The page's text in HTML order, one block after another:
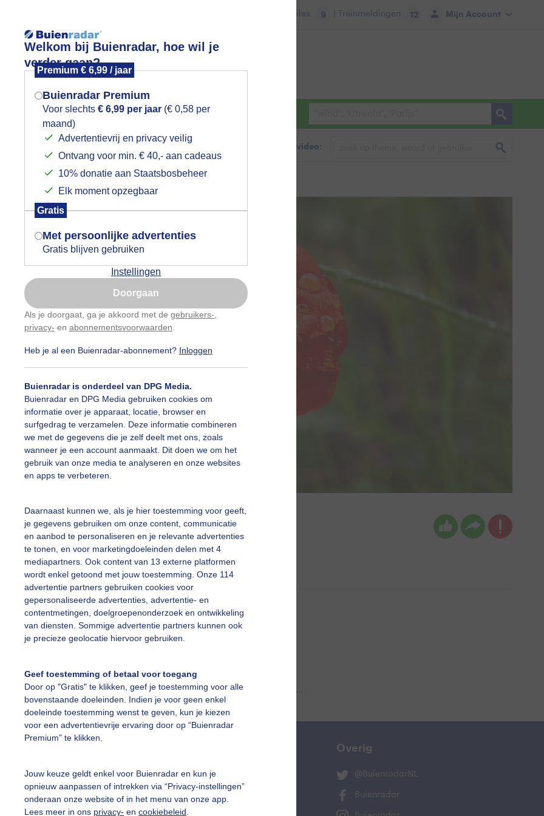
Welkom bij Buienradar, hoe wil je
verder gaan?
Premium € 6,99 / jaar
Buienradar Premium
Voor slechts € 6,99 per jaar (€ 0,58 per
maand)
Advertentievrij en privacy veilig
Ontvang voor min. € 40,- aan cadeaus
10% donatie aan Staatsbosbeheer
Elk moment opzegbaar
Gratis
Met persoonlijke advertenties
Gratis blijven gebruiken
Instellingen
Doorgaan
Als je doorgaat, ga je akkoord met de gebruikers-
privacy- en abonnementsvoorwaarden
Heb je al een Buienradar-abonnement? Inloggen
Buienradar is onderdeel van DPG Media.
Buienradar en DPG Media gebruiken cookies om
informatie over je apparaat, locatie, browser en
surfgedrag te verzamelen. Deze informatie combineren
we met de gegevens die je zelf deelt met ons, zoals
wanneer je een account aanmaakt. Dit doen we om het
gebruik van onze media te analyseren en onze websites
en apps te verbeteren.
Daarnaast kunnen we, als je hier toestemming voor geeft,
je gegevens gebruiken om onze content, communicatie
en aanbod te personaliseren en je relevante advertenties
te tonen, en voor marketingdoeleinden delen met 4
mediapartners. Ook content van 13 externe platformen
wordt enkel getoond met jouw toestemming. Onze 114
advertentie partners gebruiken cookies voor
gepersonaliseerde advertenties, advertentie- en
contentmetingen, doelgroepenonderzoek en ontwikkeling
van diensten. Sommige advertentie partners kunnen ook
je precieze geolocatie hiervoor gebruiken.
Geef toestemming of betaal voor toegang
Door op "Gratis" te klikken, geef je toestemming voor alle
bovenstaande doeleinden. Indien je voor geen enkel
doeleinde toestemming wenst te geven, kun je kiezen
voor een advertentievrije ervaring door op “Buienradar
Premium” te klikken.
Jouw keuze geldt enkel voor Buienradar en kun je
opnieuw aanpassen of intrekken via “Privacy-instellingen”
onderaan onze website of in het menu van onze app.
Lees meer in ons privacy- en cookiebeleid
Mijn Account
Files 9 | Treinmeldingen 12
Foto en video Weerzine
Zoeken in foto & video:
in de ochtend
Jos Hebben Gemaakt: 11-05-2026, 10x bekeken
Regen Wolken
slideshow
Een moment geduld aub...
vragen
De Bilt
Overig
@BuienradarNL
Buienradar
Mogen we je locatie gebruiken voor
het weer?
Indien je hier nog geen akkoord op hebt
gegeven, verschijnt er zo een pop-up uit
je browser waarin deze toestemming
gevraagd wordt.
Is goed, toon de popup
Nu niet, misschien later
Gebruik je Safari en wil je niet elke dag deze pop-up
Klikhierom dit aan te passen